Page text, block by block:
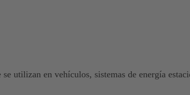
se utilizan en vehículos, sistemas de energía